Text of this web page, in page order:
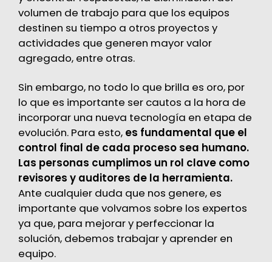
volumen de trabajo para que los equipos
destinen su tiempo a otros proyectos y
actividades que generen mayor valor
agregado, entre otras.
Sin embargo, no todo lo que brilla es oro, por
lo que es importante ser cautos a la hora de
incorporar una nueva tecnología en etapa de
evolución. Para esto, es fundamental que el
control final de cada proceso sea humano.
Las personas cumplimos un rol clave como
revisores y auditores de la herramienta.
Ante cualquier duda que nos genere, es
importante que volvamos sobre los expertos
ya que, para mejorar y perfeccionar la
solución, debemos trabajar y aprender en
equipo.